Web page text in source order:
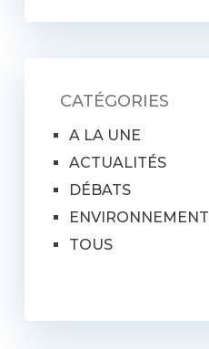
CATÉGORIES
A LA UNE
ACTUALITÉS
DÉBATS
ENVIRONNEMENT
TOUS